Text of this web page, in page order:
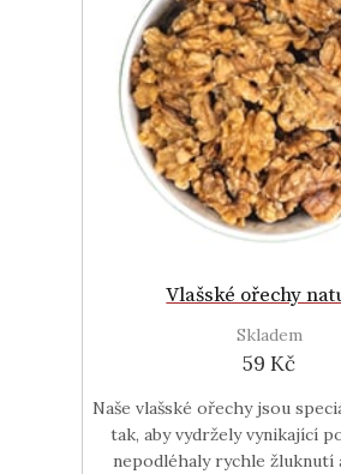
Vlašské ořechy
Skladem
59 Kč
Naše vlašské ořechy jsou
tak, aby vydržely vynikající
nepodléhaly rychle žluknutí